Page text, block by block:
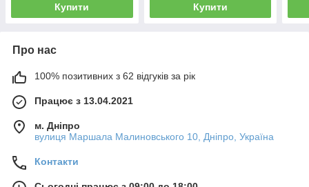
Купити Купити
Про нас
100% позитивних з 62 відгуків за рік
Працює з 13.04.2021
м. Дніпро
вулиця Маршала Малиновського 10, Дніпро, Україна
Контакти